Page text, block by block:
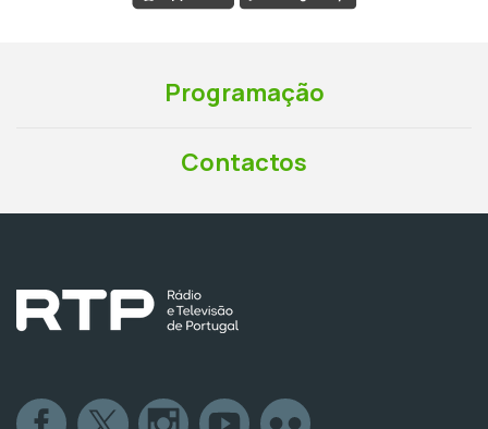
Programação
Contactos